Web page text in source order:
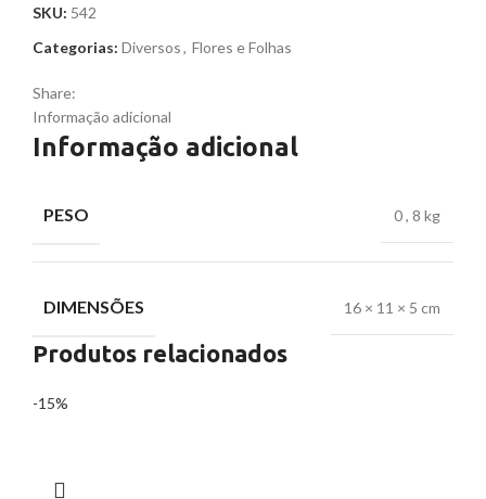
SKU: 542
Categorias: Diversos, Flores e Folhas
Share:
Informação adicional
Informação adicional
PESO 0, 8 kg
DIMENSÕES 16 × 11 × 5 cm
Produtos relacionados
-15%